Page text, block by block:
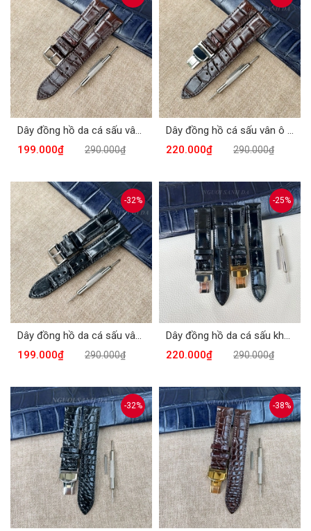
Dây đồng hồ da cá sấu vân bụng nâu đất DDH-606N
199.000₫
290.000₫
Dây đồng hồ cá sấu vân ô vuông khóa bướm DDH621-N
220.000₫
290.000₫
-32%
Dây đồng hồ da cá sấu vân bụng màu đen DDH606-D
199.000₫
290.000₫
-25%
Dây đồng hồ da cá sấu khóa bướm vân ô vuông DDH621-D
220.000₫
290.000₫
-32% -38%